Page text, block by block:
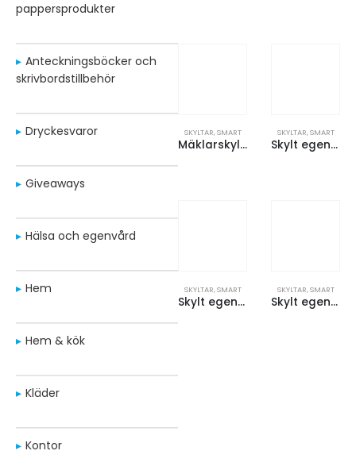
pappersprodukter
Anteckningsböcker och
skrivbordstillbehör
Dryckesvaror
Giveaways
Hälsa och egenvård
Hem
Hem & kök
Kläder
Kontor
SKYLTAR,SMART
Mäklarskylt – 50×17 cm
SKYLTAR,SMART
Skylt egen form – <1000 cm2
SKYLTAR,SMART
Skylt egen form – <2400 cm2
SKYLTAR,SMART
Skylt egen form – <600 cm2